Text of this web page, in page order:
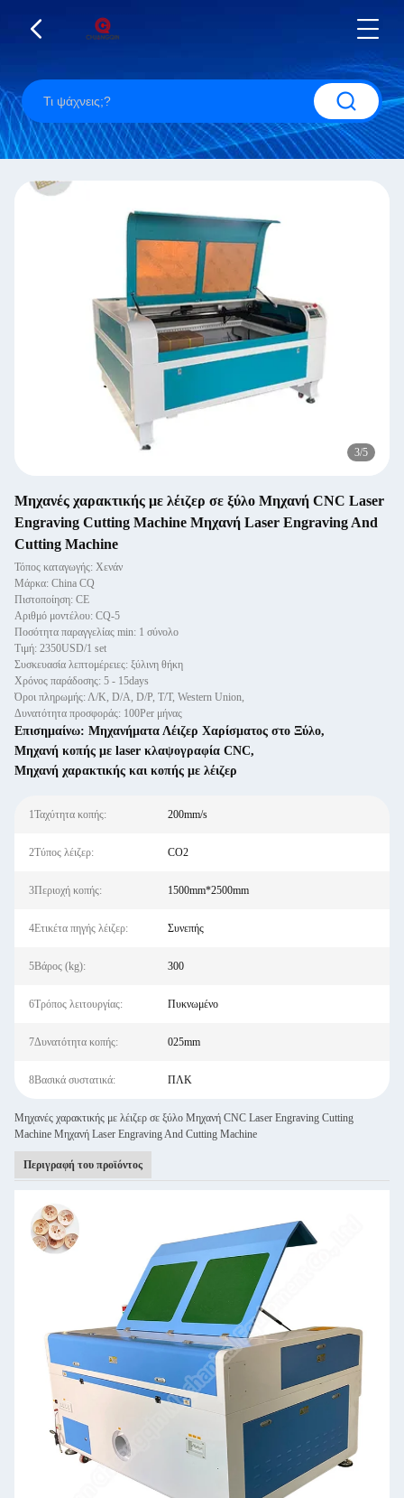
3/5
Μηχανές χαρακτικής με λέιζερ σε ξύλο Μηχανή CNC Laser
Engraving Cutting Machine Μηχανή Laser Engraving And
Cutting Machine
Τόπος καταγωγής: Χενάν
Μάρκα: China CQ
Πιστοποίηση: CE
Αριθμό μοντέλου: CQ-5
Ποσότητα παραγγελίας min: 1 σύνολο
Τιμή: 2350USD/1 set
Συσκευασία λεπτομέρειες: ξύλινη θήκη
Χρόνος παράδοσης: 5 - 15days
Όροι πληρωμής: Λ/Κ, D/A, D/P, T/T, Western Union,
Δυνατότητα προσφοράς: 100Per μήνας
Επισημαίνω: Μηχανήματα Λέιζερ Χαρίσματος στο Ξύλο,
Μηχανή κοπής με laser κλαψογραφία CNC,
Μηχανή χαρακτικής και κοπής με λέιζερ
1Ταχύτητα κοπής: 200mm/s
2Τύπος λέιζερ: CO2
3Περιοχή κοπής: 1500mm*2500mm
4Ετικέτα πηγής λέιζερ: Συνεπής
5Βάρος (kg): 300
6Τρόπος λειτουργίας: Πυκνωμένο
7Δυνατότητα κοπής: 025mm
8Βασικά συστατικά: ΠΛΚ
Μηχανές χαρακτικής με λέιζερ σε ξύλο Μηχανή CNC Laser Engraving Cutting
Machine Μηχανή Laser Engraving And Cutting Machine
Περιγραφή του προϊόντος